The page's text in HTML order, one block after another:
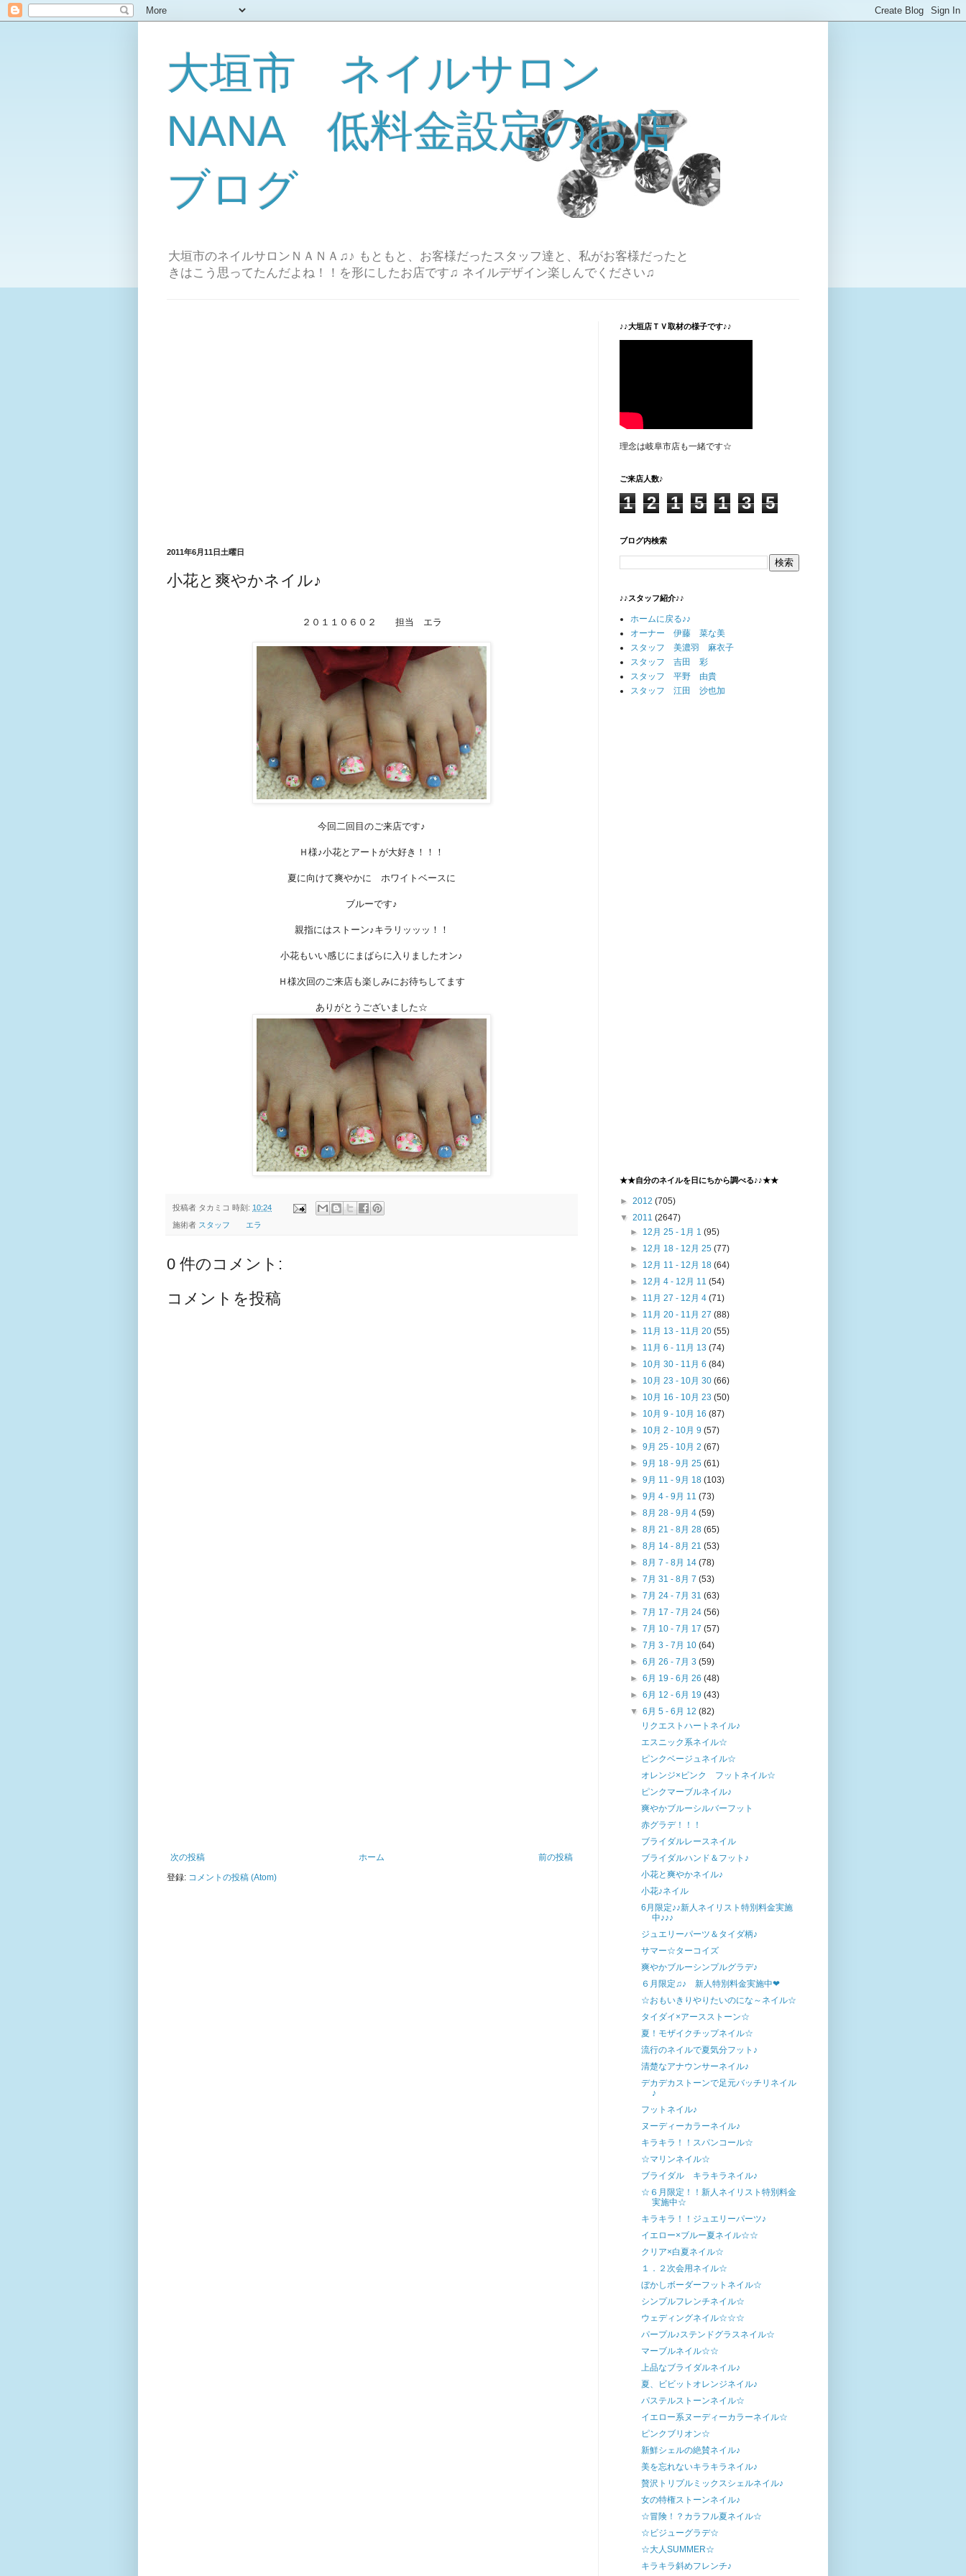
大垣市 ネイルサロン
NANA 低料金設定のお店
ブログ
大垣市のネイルサロンＮＡＮＡ♫♪ もともと、お客様だったスタッフ達と、私がお客様だったと
きはこう思ってたんだよね！！を形にしたお店です♫ ネイルデザイン楽しんでください♫
2011年6月11日土曜日
小花と爽やかネイル♪
２０１１０６０２ 担当 エラ
今回二回目のご来店です♪
Ｈ様♪小花とアートが大好き！！！
夏に向けて爽やかに ホワイトベースに
ブルーです♪
親指にはストーン♪キラリッッッ！！
小花もいい感じにまばらに入りましたオン♪
Ｈ様次回のご来店も楽しみにお待ちしてます
ありがとうございました☆
投稿者 タカミコ 時刻: 10:24
施術者 スタッフ エラ
0 件のコメント:
コメントを投稿
次の投稿 前の投稿
ホーム
登録: コメントの投稿 (Atom)
♪♪大垣店ＴＶ取材の様子です♪♪
理念は岐阜市店も一緒です☆
ご来店人数♪
1 2 1 5 1 3 5
ブログ内検索
♪♪スタッフ紹介♪♪
ホームに戻る♪♪
オーナー 伊藤 菜な美
スタッフ 美濃羽 麻衣子
スタッフ 吉田 彩
スタッフ 平野 由貴
スタッフ 江田 沙也加
★★自分のネイルを日にちから調べる♪♪★★
► 2012 (705)
▼ 2011 (2647)
► 12月 25 - 1月 1(95)
► 12月 18 - 12月 25(77)
► 12月 11 - 12月 18(64)
► 12月 4 - 12月 11(54)
► 11月 27 - 12月 4(71)
► 11月 20 - 11月 27(88)
► 11月 13 - 11月 20(55)
► 11月 6 - 11月 13(74)
► 10月 30 - 11月 6(84)
► 10月 23 - 10月 30(66)
► 10月 16 - 10月 23(50)
► 10月 9 - 10月 16(87)
► 10月 2 - 10月 9(57)
►9月 25 - 10月 2(67)
►9月 18 - 9月 25(61)
►9月 11 - 9月 18(103)
►9月 4 - 9月 11(73)
►8月 28 - 9月 4(59)
►8月 21 - 8月 28(65)
►8月 14 - 8月 21(53)
►8月 7 - 8月 14(78)
►7月 31 - 8月 7(53)
►7月 24 - 7月 31(63)
►7月 17 - 7月 24(56)
►7月 10 - 7月 17(57)
►7月 3 - 7月 10(64)
►6月 26 - 7月 3(59)
►6月 19 - 6月 26(48)
►6月 12 - 6月 19(43)
▼6月 5 - 6月 12(82)
リクエストハートネイル♪
エスニック系ネイル☆
ピンクベージュネイル☆
オレンジ×ピンク フットネイル☆
ピンクマーブルネイル♪
爽やかブルーシルバーフット
赤グラデ！！！
ブライダルレースネイル
ブライダルハンド＆フット♪
小花と爽やかネイル♪
小花♪ネイル
6月限定♪♪新人ネイリスト特別料金実施
中♪♪♪
ジュエリーパーツ＆タイダ柄♪
サマー☆ターコイズ
爽やかブルーシンプルグラデ♪
６月限定♫♪ 新人特別料金実施中❤
☆おもいきりやりたいのにな～ネイル☆
タイダイ×アースストーン☆
夏！モザイクチップネイル☆
流行のネイルで夏気分フット♪
清楚なアナウンサーネイル♪
デカデカストーンで足元バッチリネイル
♪
フットネイル♪
ヌーディーカラーネイル♪
キラキラ！！スパンコール☆
☆マリンネイル☆
ブライダル キラキラネイル♪
☆６月限定！！新人ネイリスト特別料金
実施中☆
キラキラ！！ジュエリーパーツ♪
イエロー×ブルー夏ネイル☆☆
クリア×白夏ネイル☆
１．２次会用ネイル☆
ぼかしボーダーフットネイル☆
シンプルフレンチネイル☆
ウェディングネイル☆☆☆
パープル♪ステンドグラスネイル☆
マーブルネイル☆☆
上品なブライダルネイル♪
夏、ビビットオレンジネイル♪
パステルストーンネイル☆
イエロー系ヌーディーカラーネイル☆
ピンクブリオン☆
新鮮シェルの絶賛ネイル♪
美を忘れないキラキラネイル♪
贅沢トリプルミックスシェルネイル♪
女の特権ストーンネイル♪
☆冒険！？カラフル夏ネイル☆
☆ビジューグラデ☆
☆大人SUMMER☆
キラキラ斜めフレンチ♪